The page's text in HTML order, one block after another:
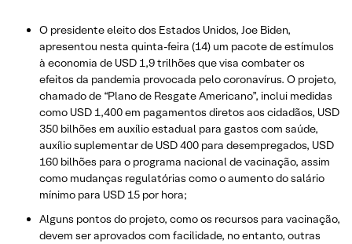
O presidente eleito dos Estados Unidos, Joe Biden,
apresentou nesta quinta-feira (14) um pacote de estímulos
à economia de USD 1,9 trilhões que visa combater os
efeitos da pandemia provocada pelo coronavírus. O projeto,
chamado de “Plano de Resgate Americano”, inclui medidas
como USD 1,400 em pagamentos diretos aos cidadãos, USD
350 bilhões em auxílio estadual para gastos com saúde,
auxílio suplementar de USD 400 para desempregados, USD
160 bilhões para o programa nacional de vacinação, assim
como mudanças regulatórias como o aumento do salário
mínimo para USD 15 por hora;
Alguns pontos do projeto, como os recursos para vacinação,
devem ser aprovados com facilidade, no entanto, outras